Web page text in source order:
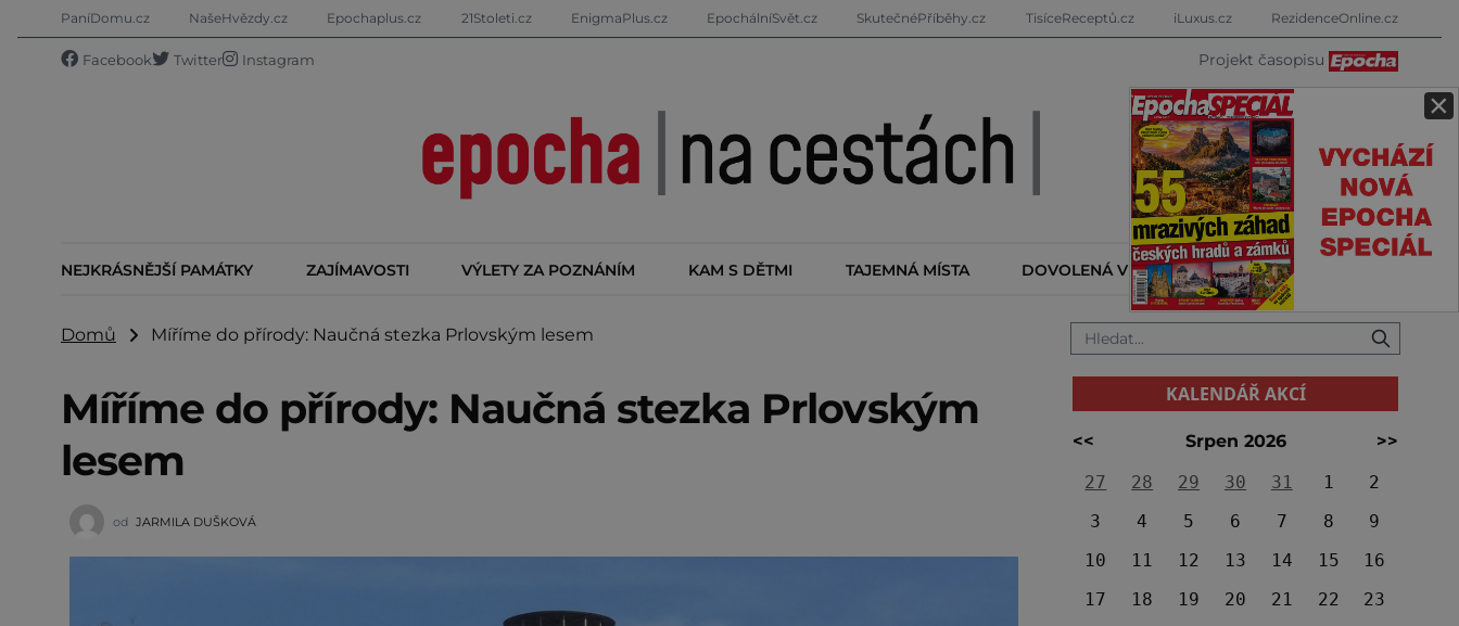
×
PaníDomu.cz NašeHvězdy.cz Epochaplus.cz 21Stoleti.cz EnigmaPlus.cz EpochálníSvět.cz SkutečnéPříběhy.cz TisíceReceptů.cz iLuxus.cz RezidenceOnline.cz
Facebook Twitter Instagram Projekt časopisu
NEJKRÁSNĚJŠÍ PAMÁTKY ZAJÍMAVOSTI VÝLETY ZA POZNÁNÍM KAM S DĚTMI TAJEMNÁ MÍSTA DOVOLENÁ V ZAHRANIČÍ KALENDÁŘ AKCÍ
Domů Míříme do přírody: Naučná stezka Prlovským lesem
Míříme do přírody: Naučná stezka Prlovským
lesem
od JARMILA DUŠKOVÁ
KALENDÁŘ AKCÍ
<< Srpen 2026
>>
27
28 29 30 31 1
2
3
4 5 6 7 8
9
10
11 12 13 14 15
16
17
18 19 20 21 22
23